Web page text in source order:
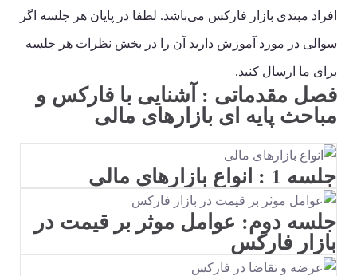
افراد مبتدی بازار فارکس می‌باشد. لطفا در پایان هر جلسه اگر
سوالی در مورد آموزش دارید آن را در بخش نظرات هر جلسه
برای ما ارسال کنید.
فصل مقدماتی : آشنایی با فارکس و
مباحث پایه ای بازارهای مالی
جلسه 1 : انواع بازارهای مالی
جلسه دوم: عوامل موثر بر قیمت در
بازار فارکس